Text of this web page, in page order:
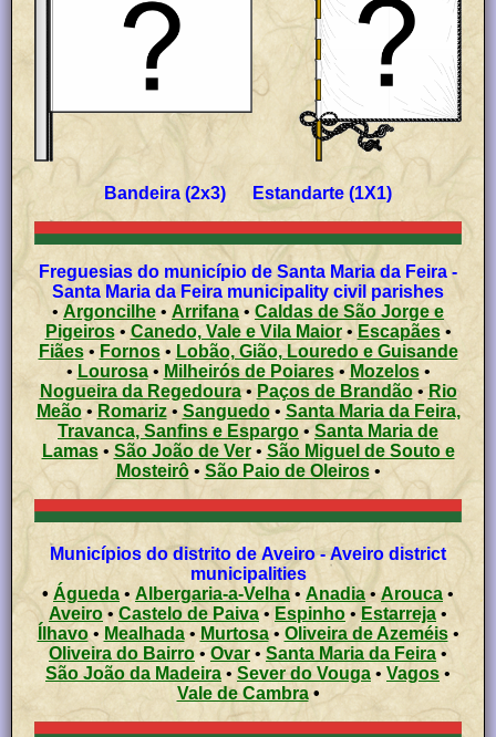
Bandeira (2x3) Estandarte (1X1)
Freguesias do município de Santa Maria da Feira -
Santa Maria da Feira municipality civil parishes
• Argoncilhe • Arrifana • Caldas de São Jorge e
Pigeiros• Canedo, Vale e Vila Maior• Escapães•
Fiães• Fornos• Lobão, Gião, Louredo e Guisande
• Lourosa• Milheirós de Poiares• Mozelos•
Nogueira da Regedoura• Paços de Brandão• Rio
Meão• Romariz• Sanguedo• Santa Maria da Feira,
Travanca, Sanfins e Espargo • Santa Maria de
Lamas• São João de Ver• São Miguel de Souto e
Mosteirô• São Paio de Oleiros•
Municípios do distrito de Aveiro - Aveiro district
municipalities
• Águeda • Albergaria-a-Velha • Anadia •Arouca •
Aveiro • Castelo de Paiva• Espinho • Estarreja•
Ílhavo• Mealhada• Murtosa• Oliveira de Azeméis•
Oliveira do Bairro •Ovar • Santa Maria da Feira •
São João da Madeira • Sever do Vouga • Vagos •
Vale de Cambra •